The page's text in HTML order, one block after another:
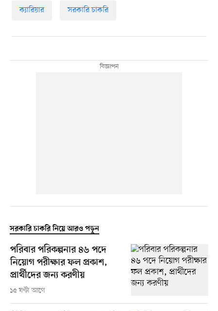
ক্যারিয়ার সরকারি চাকরি
সরকারি চাকরি নিয়ে আরও পড়ুন
পরিবার পরিকল্পনার ৪৬ পদে
নিয়োগ পরীক্ষার ফল প্রকাশ,
প্রার্থীদের জন্য করণীয়
১৫ ঘণ্টা আগে